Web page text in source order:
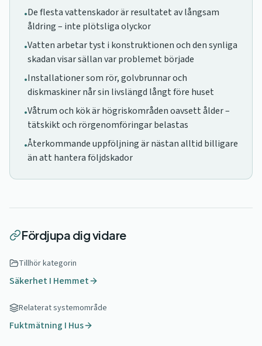
•De flesta vattenskador är resultatet av långsam
åldring – inte plötsliga olyckor
•Vatten arbetar tyst i konstruktionen och den synliga
skadan visar sällan var problemet började
•Installationer som rör, golvbrunnar och
diskmaskiner når sin livslängd långt före huset
•Våtrum och kök är högriskområden oavsett ålder –
tätskikt och rörgenomföringar belastas
•Återkommande uppföljning är nästan alltid billigare
än att hantera följdskador
Fördjupa dig vidare
Tillhör kategorin
Säkerhet I Hemmet
Relaterat systemområde
Fuktmätning I Hus